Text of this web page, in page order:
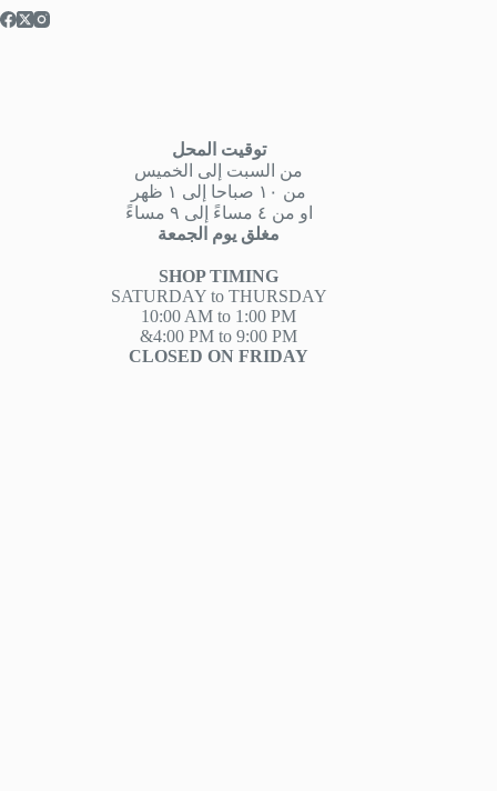
توقيت المحل
من السبت إلى الخميس
من ١٠ صباحا إلى ١ ظهر
او من ٤ مساءً إلى ٩ مساءً
مغلق يوم الجمعة
SHOP TIMING
SATURDAY to THURSDAY
10:00 AM to 1:00 PM
&4:00 PM to 9:00 PM
CLOSED ON FRIDAY